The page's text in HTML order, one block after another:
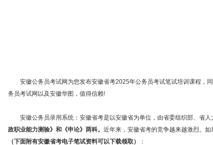
安徽公务员考试网为您发布安徽省考2025年公务员考试笔试培训课程，同
务员考试网以及安徽华图，值得信赖!
安徽公务员录用系统：安徽省考是以安徽省为单位，由省委组织部、省人
政职业能力测验》和《申论》两科。 近年来，安徽省考的竞争越来越激烈。
（下面附有安徽省考电子笔试资料可以下载领取）
：